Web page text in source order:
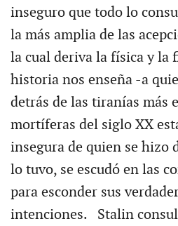
inseguro que todo lo
la más amplia de las
la cual deriva la física y
historia nos enseña -a
detrás de las tiranías más
mortíferas del siglo XX
insegura de quien se hizo
lo tuvo, se escudó en las
para esconder sus
intenciones. Stalin